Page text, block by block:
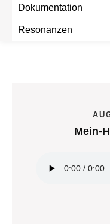
Dokumentation
Resonanzen
Mein-